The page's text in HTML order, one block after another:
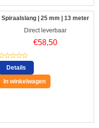
Spiraalslang | 25 mm | 13 meter
Direct leverbaar
€58,50
Details
In winkelwagen